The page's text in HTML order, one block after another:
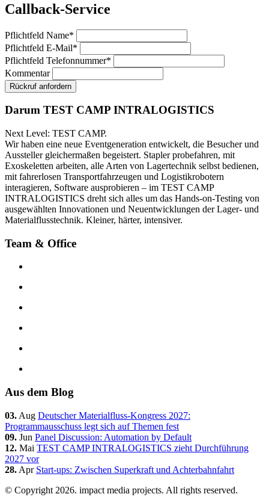
Callback-Service
Pflichtfeld Name*
Pflichtfeld E-Mail*
Pflichtfeld Telefonnummer*
Kommentar
Rückruf anfordern
Darum TEST CAMP INTRALOGISTICS
Next Level: TEST CAMP.
Wir haben eine neue Eventgeneration entwickelt, die Besucher und
Aussteller gleichermaßen begeistert. Stapler probefahren, mit
Exoskeletten arbeiten, alle Arten von Lagertechnik selbst bedienen,
mit fahrerlosen Transportfahrzeugen und Logistikrobotern
interagieren, Software ausprobieren – im TEST CAMP
INTRALOGISTICS dreht sich alles um das Hands-on-Testing von
ausgewählten Innovationen und Neuentwicklungen der Lager- und
Materialflusstechnik. Kleiner, härter, intensiver.
Team & Office
Aus dem Blog
03. Aug Deutscher Materialfluss-Kongress 2027:
Programmausschuss legt sich auf Themen fest
09. Jun Panel Discussion: Automation by Default
12. Mai TEST CAMP INTRALOGISTICS zieht Durchführung
2027 vor
28. Apr Start-ups: Zwischen Superkraft und Achterbahnfahrt
© Copyright 2026. impact media projects. All rights reserved.